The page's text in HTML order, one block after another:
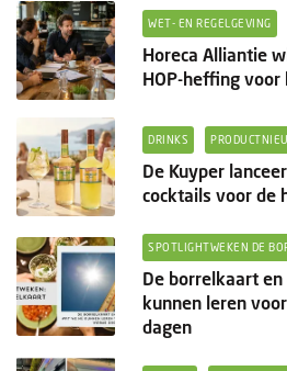
WET- EN REGELGEVING
Horeca Alliantie
HOP-heffing voor
DRINKS
De Kuyper
cocktails voor de
SPOTLIGHTWEKEN DE
De borrelkaart
kunnen leren
dagen